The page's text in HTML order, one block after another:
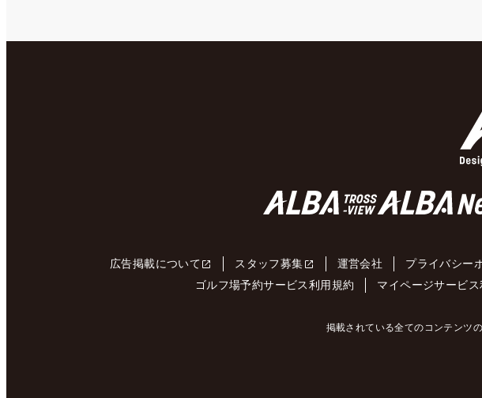
広告掲載について スタッフ募集 運営会社 プライバシー
ゴルフ場予約サービス利用規約
マイページサービス
掲載されている全てのコンテンツ